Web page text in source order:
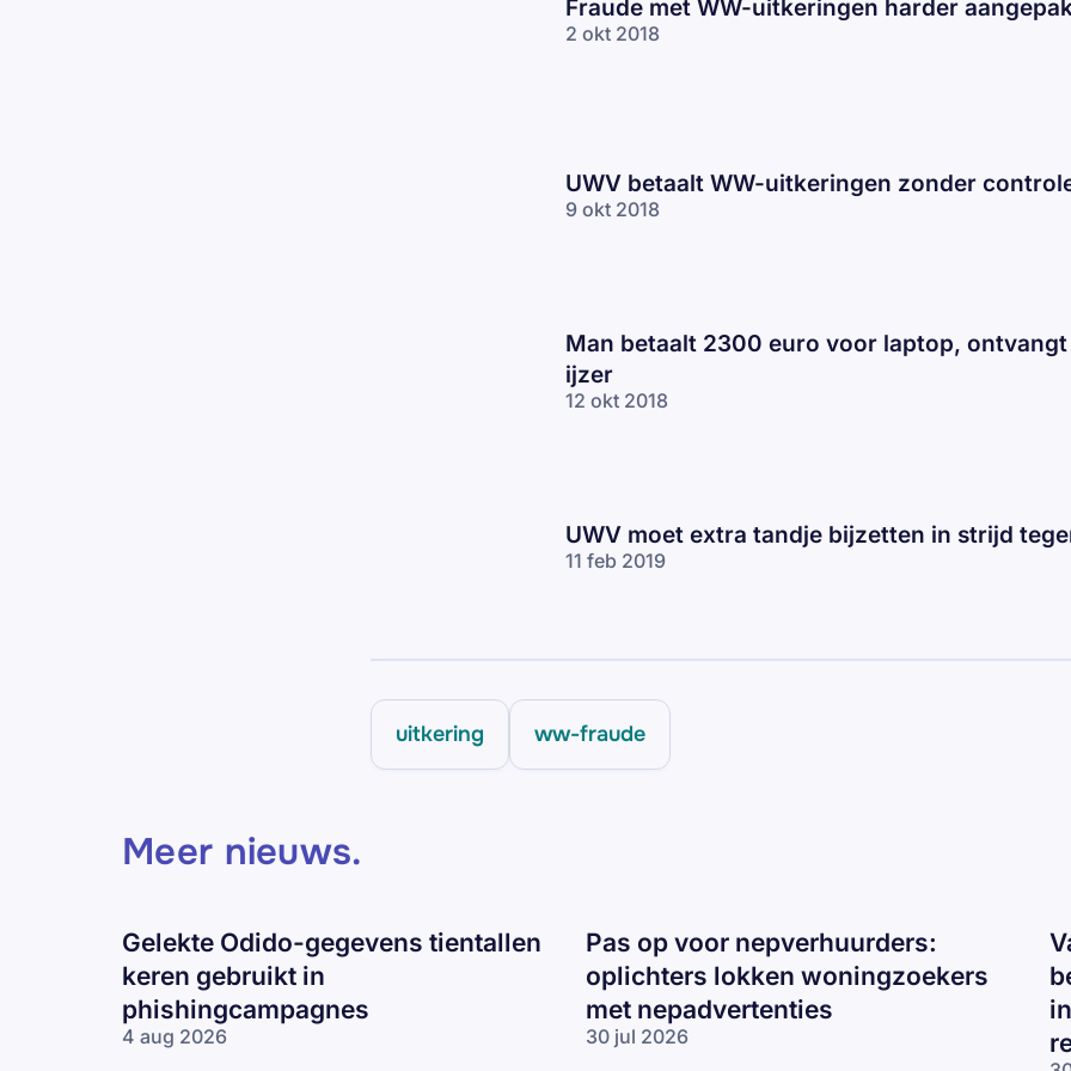
Fraude met WW-uitkeringen harder
2 okt 2018
UWV betaalt WW-uitkeringen zonder
9 okt 2018
Man betaalt 2300 euro voor laptop,
ijzer
12 okt 2018
UWV moet extra tandje bijzetten in strijd
11 feb 2019
uitkering ww-fraude
Meer nieuws.
Gelekte Odido-gegevens tientallen
keren gebruikt in
phishingcampagnes
4 aug 2026
Pas op voor nepverhuurders:
oplichters lokken woningzoekers
met nepadvertenties
30 jul 2026